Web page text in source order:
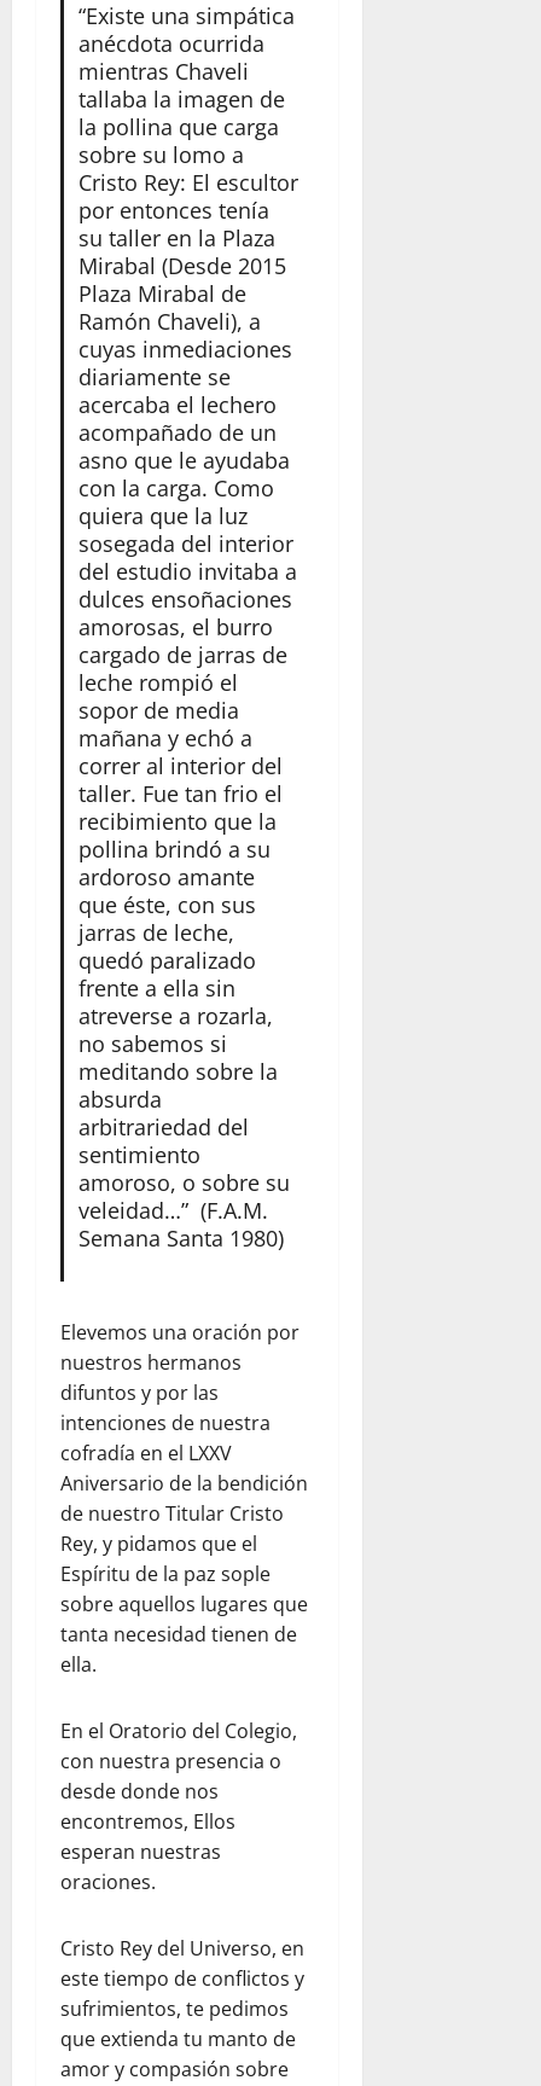
“Existe una simpática
anécdota ocurrida
mientras Chaveli
tallaba la imagen de
la pollina que carga
sobre su lomo a
Cristo Rey: El escultor
por entonces tenía
su taller en la Plaza
Mirabal (Desde 2015
Plaza Mirabal de
Ramón Chaveli), a
cuyas inmediaciones
diariamente se
acercaba el lechero
acompañado de un
asno que le ayudaba
con la carga. Como
quiera que la luz
sosegada del interior
del estudio invitaba a
dulces ensoñaciones
amorosas, el burro
cargado de jarras de
leche rompió el
sopor de media
mañana y echó a
correr al interior del
taller. Fue tan frio el
recibimiento que la
pollina brindó a su
ardoroso amante
que éste, con sus
jarras de leche,
quedó paralizado
frente a ella sin
atreverse a rozarla,
no sabemos si
meditando sobre la
absurda
arbitrariedad del
sentimiento
amoroso, o sobre su
veleidad…” (F.A.M.
Semana Santa 1980)
Elevemos una oración por
nuestros hermanos
difuntos y por las
intenciones de nuestra
cofradía en el LXXV
Aniversario de la bendición
de nuestro Titular Cristo
Rey, y pidamos que el
Espíritu de la paz sople
sobre aquellos lugares que
tanta necesidad tienen de
ella.
En el Oratorio del Colegio,
con nuestra presencia o
desde donde nos
encontremos, Ellos
esperan nuestras
oraciones.
Cristo Rey del Universo, en
este tiempo de conflictos y
sufrimientos, te pedimos
que extienda tu manto de
amor y compasión sobre